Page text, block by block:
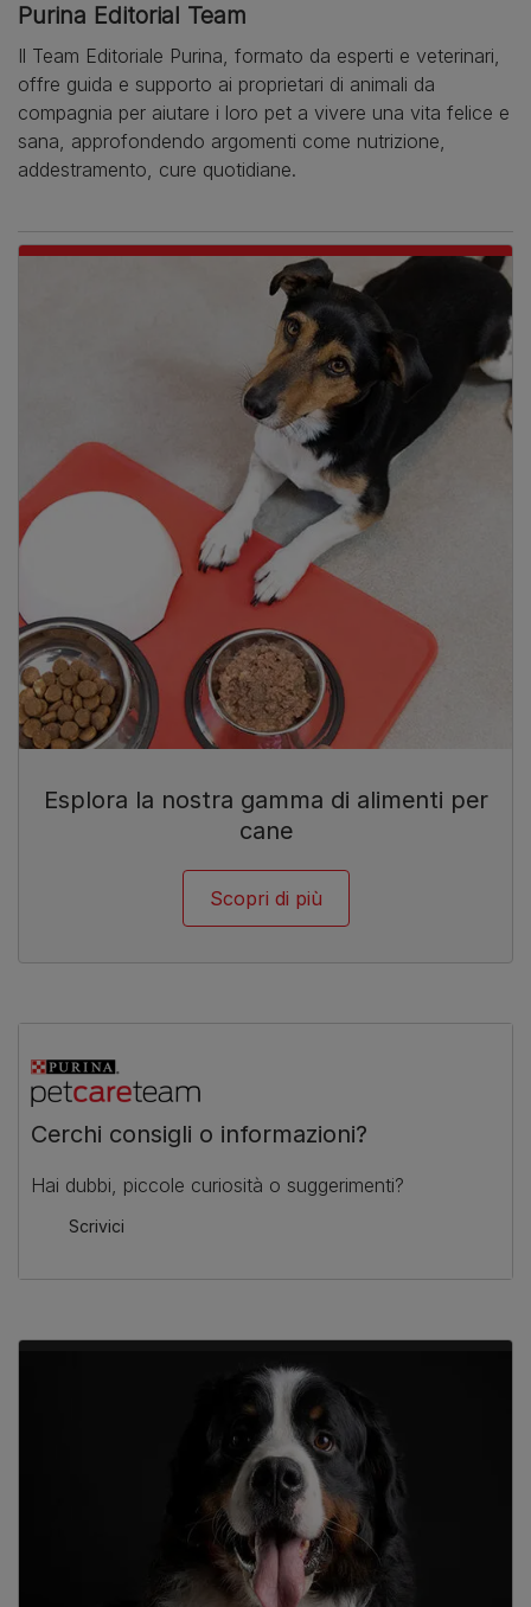
Purina Editorial Team
Il Team Editoriale Purina, formato da esperti e veterinari,
offre guida e supporto ai proprietari di animali da
compagnia per aiutare i loro pet a vivere una vita felice e
sana, approfondendo argomenti come nutrizione,
addestramento, cure quotidiane.
Esplora la nostra gamma di alimenti per
cane
Scopri di più
Cerchi consigli o informazioni?
Hai dubbi, piccole curiosità o suggerimenti?
Scrivici